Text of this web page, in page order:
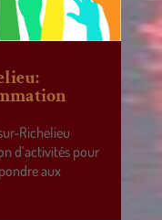
Richelieu
d’activités pour
aux